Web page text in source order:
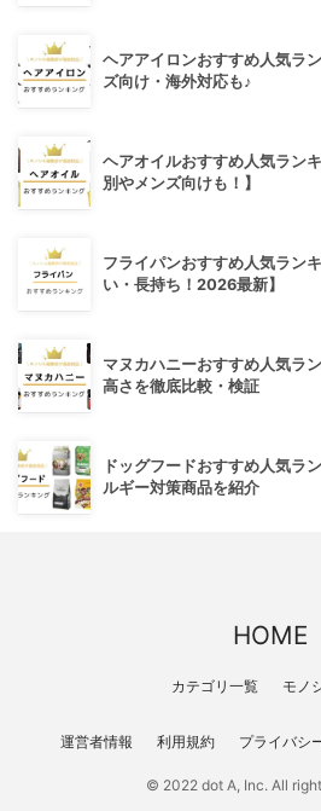
ヘアアイロンおすすめ人気ラ
ズ向け・海外対応も♪
ヘアオイルおすすめ人気ラン
別やメンズ向けも！】
フライパンおすすめ人気ラン
い・長持ち！2026最新】
マヌカハニーおすすめ人気ラ
高さを徹底比較・検証
ドッグフードおすすめ人気ラ
ルギー対策商品を紹介
HOME
カテゴリ一覧 モノ
運営者情報 利用規約 プライバシ
© 2022 dot A, Inc. All